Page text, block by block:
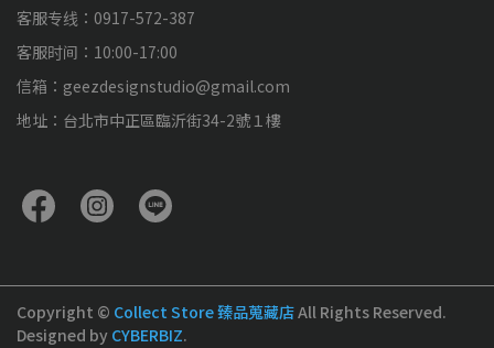
客服专线：0917-572-387
客服时间：10:00-17:00
信箱：geezdesignstudio@gmail.com
地址：台北市中正區臨沂街34-2號１樓
Copyright © Collect Store 臻品蒐藏店All Rights Reserved.
Designed by CYBERBIZ.